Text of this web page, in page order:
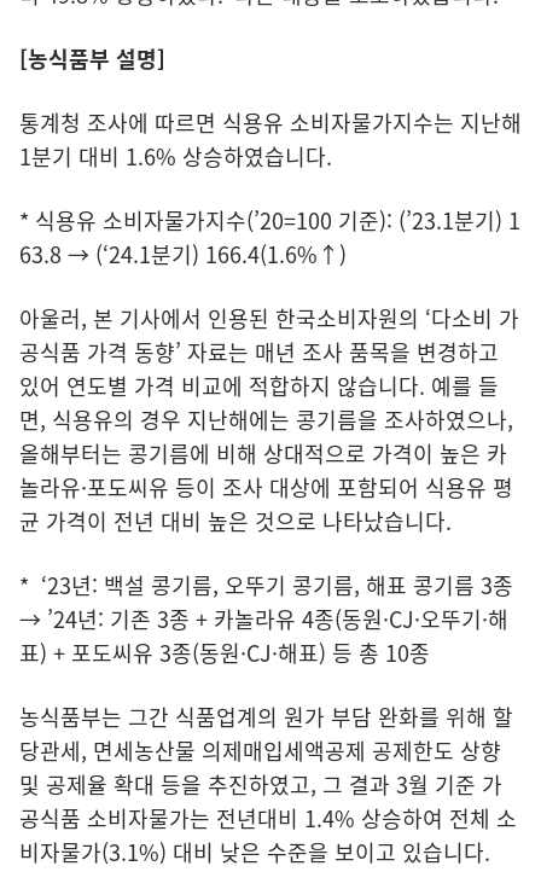
[농식품부 설명]
통계청 조사에 따르면 식용유 소비자물가지수는 지난해
1분기 대비 1.6% 상승하였습니다.
* 식용유 소비자물가지수(’20=100 기준): (’23.1분기) 1
63.8 → (‘24.1분기) 166.4(1.6%↑)
아울러, 본 기사에서 인용된 한국소비자원의 ‘다소비 가
공식품 가격 동향’ 자료는 매년 조사 품목을 변경하고
있어 연도별 가격 비교에 적합하지 않습니다. 예를 들
면, 식용유의 경우 지난해에는 콩기름을 조사하였으나,
올해부터는 콩기름에 비해 상대적으로 가격이 높은 카
놀라유·포도씨유 등이 조사 대상에 포함되어 식용유 평
균 가격이 전년 대비 높은 것으로 나타났습니다.
* ‘23년: 백설 콩기름, 오뚜기 콩기름, 해표 콩기름 3종
→ ’24년: 기존 3종 + 카놀라유 4종(동원·CJ·오뚜기·해
표) + 포도씨유 3종(동원·CJ·해표) 등 총 10종
농식품부는 그간 식품업계의 원가 부담 완화를 위해 할
당관세, 면세농산물 의제매입세액공제 공제한도 상향
및 공제율 확대 등을 추진하였고, 그 결과 3월 기준 가
공식품 소비자물가는 전년대비 1.4% 상승하여 전체 소
비자물가(3.1%) 대비 낮은 수준을 보이고 있습니다.